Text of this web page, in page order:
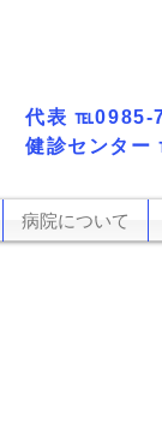
​健診センター
代表​ ℡0985-
病院について